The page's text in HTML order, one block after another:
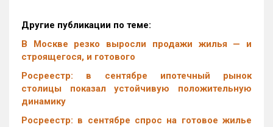
Другие публикации по теме:
В Москве резко выросли продажи жилья — и
строящегося, и готового
Росреестр: в сентябре ипотечный рынок
столицы показал устойчивую положительную
динамику
Росреестр: в сентябре спрос на готовое жилье